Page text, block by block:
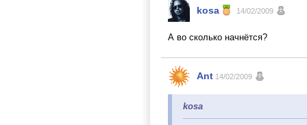
kosa 14/02/2009
А во сколько начнётся?
Ant 14/02/2009
kosa